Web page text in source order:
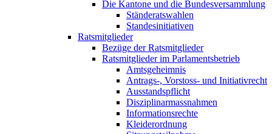
Die Kantone und die Bundesversammlung
Ständeratswahlen
Standesinitiativen
Ratsmitglieder
Bezüge der Ratsmitglieder
Ratsmitglieder im Parlamentsbetrieb
Amtsgeheimnis
Antrags-, Vorstoss- und Initiativrecht
Ausstandspflicht
Disziplinarmassnahmen
Informationsrechte
Kleiderordnung